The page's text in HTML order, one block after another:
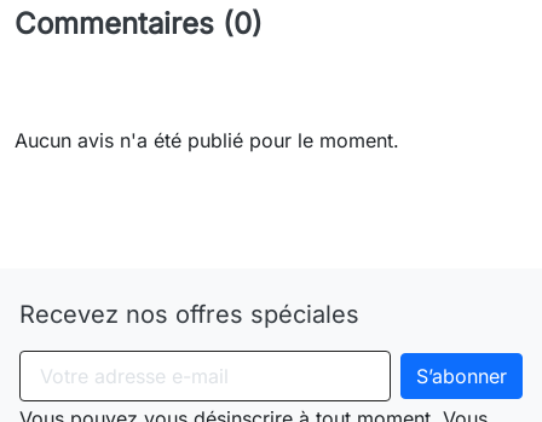
Commentaires (0)
Aucun avis n'a été publié pour le moment.
Recevez nos offres spéciales